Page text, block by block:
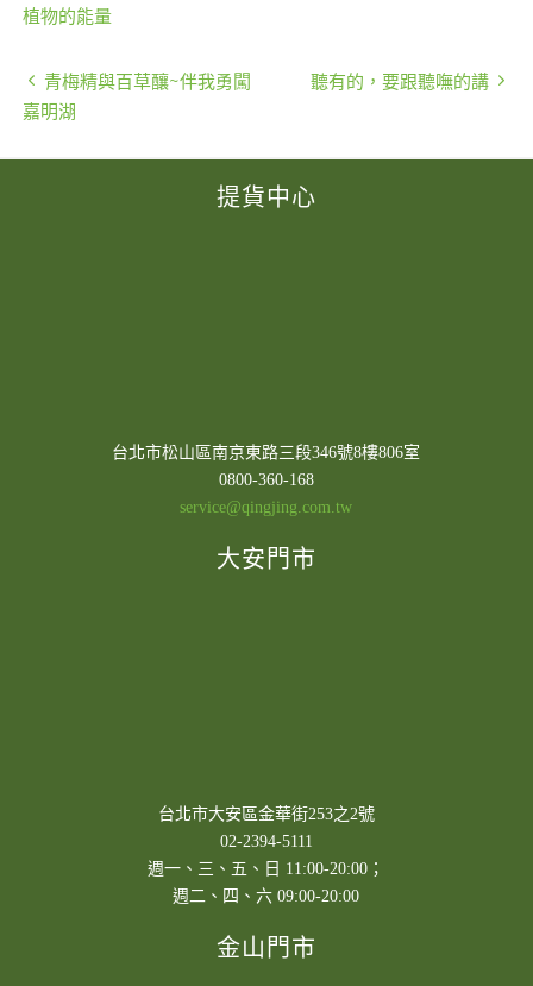
植物的能量
青梅精與百草釀~伴我勇闖
嘉明湖
聽有的，要跟聽嘸的講
提貨中心
台北市松山區南京東路三段346號8樓806室
0800-360-168
service@qingjing.com.tw
大安門市
台北市大安區金華街253之2號
02-2394-5111
週一、三、五、日 11:00-20:00；
週二、四、六 09:00-20:00
金山門市